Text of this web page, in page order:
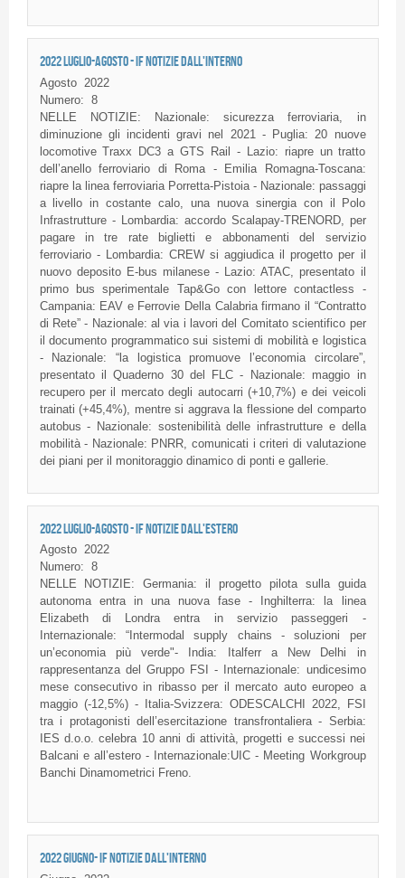
2022 LUGLIO-AGOSTO - IF NOTIZIE DALL'INTERNO
Agosto
2022
Numero: 8
NELLE NOTIZIE: Nazionale: sicurezza ferroviaria, in
diminuzione gli incidenti gravi nel 2021 - Puglia: 20 nuove
locomotive Traxx DC3 a GTS Rail - Lazio: riapre un tratto
dell’anello ferroviario di Roma - Emilia Romagna-Toscana:
riapre la linea ferroviaria Porretta-Pistoia - Nazionale: passaggi
a livello in costante calo, una nuova sinergia con il Polo
Infrastrutture - Lombardia: accordo Scalapay-TRENORD, per
pagare in tre rate biglietti e abbonamenti del servizio
ferroviario - Lombardia: CREW si aggiudica il progetto per il
nuovo deposito E-bus milanese - Lazio: ATAC, presentato il
primo bus sperimentale Tap&Go con lettore contactless -
Campania: EAV e Ferrovie Della Calabria firmano il “Contratto
di Rete” - Nazionale: al via i lavori del Comitato scientifico per
il documento programmatico sui sistemi di mobilità e logistica
- Nazionale: “la logistica promuove l’economia circolare”,
presentato il Quaderno 30 del FLC - Nazionale: maggio in
recupero per il mercato degli autocarri (+10,7%) e dei veicoli
trainati (+45,4%), mentre si aggrava la flessione del comparto
autobus - Nazionale: sostenibilità delle infrastrutture e della
mobilità - Nazionale: PNRR, comunicati i criteri di valutazione
dei piani per il monitoraggio dinamico di ponti e gallerie.
2022 LUGLIO-AGOSTO - IF NOTIZIE DALL'ESTERO
Agosto 2022
Numero: 8
NELLE NOTIZIE: Germania: il progetto pilota sulla guida
autonoma entra in una nuova fase - Inghilterra: la linea
Elizabeth di Londra entra in servizio passeggeri -
Internazionale: “Intermodal supply chains - soluzioni per
un’economia più verde"- India: Italferr a New Delhi in
rappresentanza del Gruppo FSI - Internazionale: undicesimo
mese consecutivo in ribasso per il mercato auto europeo a
maggio (-12,5%) - Italia-Svizzera: ODESCALCHI 2022, FSI
tra i protagonisti dell’esercitazione transfrontaliera - Serbia:
IES d.o.o. celebra 10 anni di attività, progetti e successi nei
Balcani e all’estero - Internazionale:UIC - Meeting Workgroup
Banchi Dinamometrici Freno.
2022 GIUGNO- IF NOTIZIE DALL'INTERNO